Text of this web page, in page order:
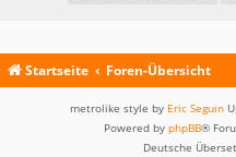
Startseite Foren-Übersicht
metrolike style by Eric Seguin
Powered by phpBB®
Deutsche